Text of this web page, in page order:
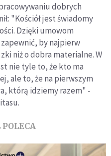
dobrych
"Kościół jest świadomy
Dzięki umowom
by najpierw
niż o dobra materialne. W
nie tyle to, że kto ma
ale to, że na pierwszym
którą idziemy razem" -